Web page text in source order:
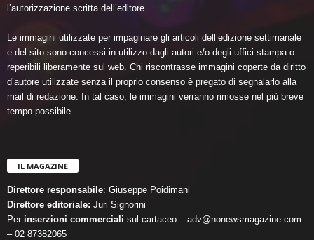
l’autorizzazione scritta dell’editore.
Le immagini utilizzate per impaginare gli articoli dell’edizione settimanale
e del sito sono concessi in utilizzo dagli autori e/o degli uffici stampa o
reperibili liberamente sul web. Chi riscontrasse immagini coperte da diritto
d’autore utilizzate senza il proprio consenso è pregato di segnalarlo alla
mail di redazione. In tal caso, le immagini verranno rimosse nel più breve
tempo possibile.
IL MAGAZINE
Direttore responsabile: Giuseppe Poidimani
Direttore editoriale: Juri Signorini
Per inserzioni commerciali sul cartaceo – adv@nonewsmagazine.com
– 02 87382065